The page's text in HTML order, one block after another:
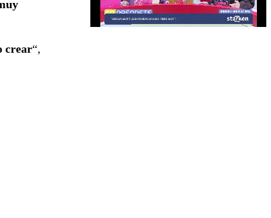
crear“,